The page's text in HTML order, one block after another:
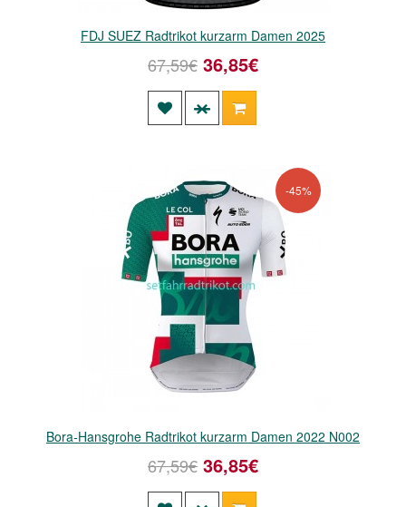
FDJ SUEZ Radtrikot kurzarm Damen 2025
67,59€ 36,85€
-45%
Bora-Hansgrohe Radtrikot kurzarm Damen 2022 N002
67,59€ 36,85€